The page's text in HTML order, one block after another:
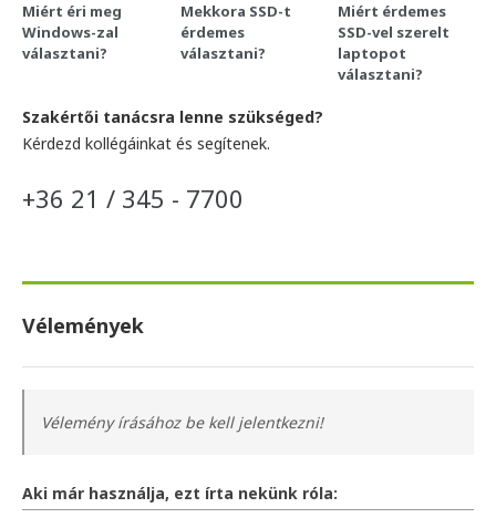
Miért éri meg
Windows-zal
választani?
Mekkora SSD-t
érdemes
választani?
Miért érdemes
SSD-vel szerelt
laptopot
választani?
Szakértői tanácsra lenne szükséged?
Kérdezd kollégáinkat és segítenek.
+36 21 / 345 - 7700
Vélemények
Vélemény írásához be kell jelentkezni!
Aki már használja, ezt írta nekünk róla: